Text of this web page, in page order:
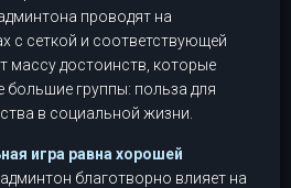
проводят на
с сеткой и соответствующей
массу достоинств, которые
большие группы: польза для
в социальной жизни.
игра равна хорошей
благотворно влияет на